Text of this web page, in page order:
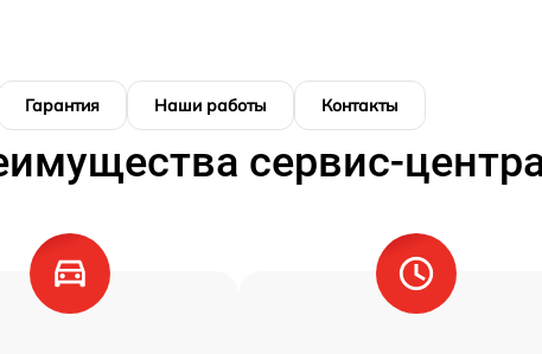
Гарантия Наши работы Контакты
сервис-